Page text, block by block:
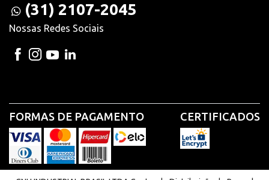
(31) 2107-2045
Nossas Redes Sociais
FORMAS DE PAGAMENTO CERTIFICADOS